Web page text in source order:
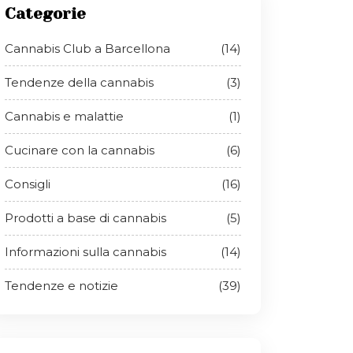
Categorie
Cannabis Club a Barcellona (14)
Tendenze della cannabis (3)
Cannabis e malattie (1)
Cucinare con la cannabis (6)
Consigli (16)
Prodotti a base di cannabis (5)
Informazioni sulla cannabis (14)
Tendenze e notizie (39)